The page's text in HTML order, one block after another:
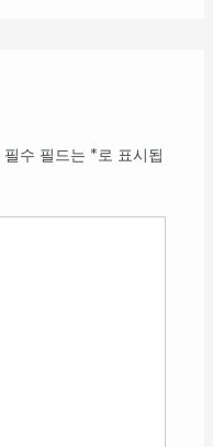
필수 필드는 *로 표시됩